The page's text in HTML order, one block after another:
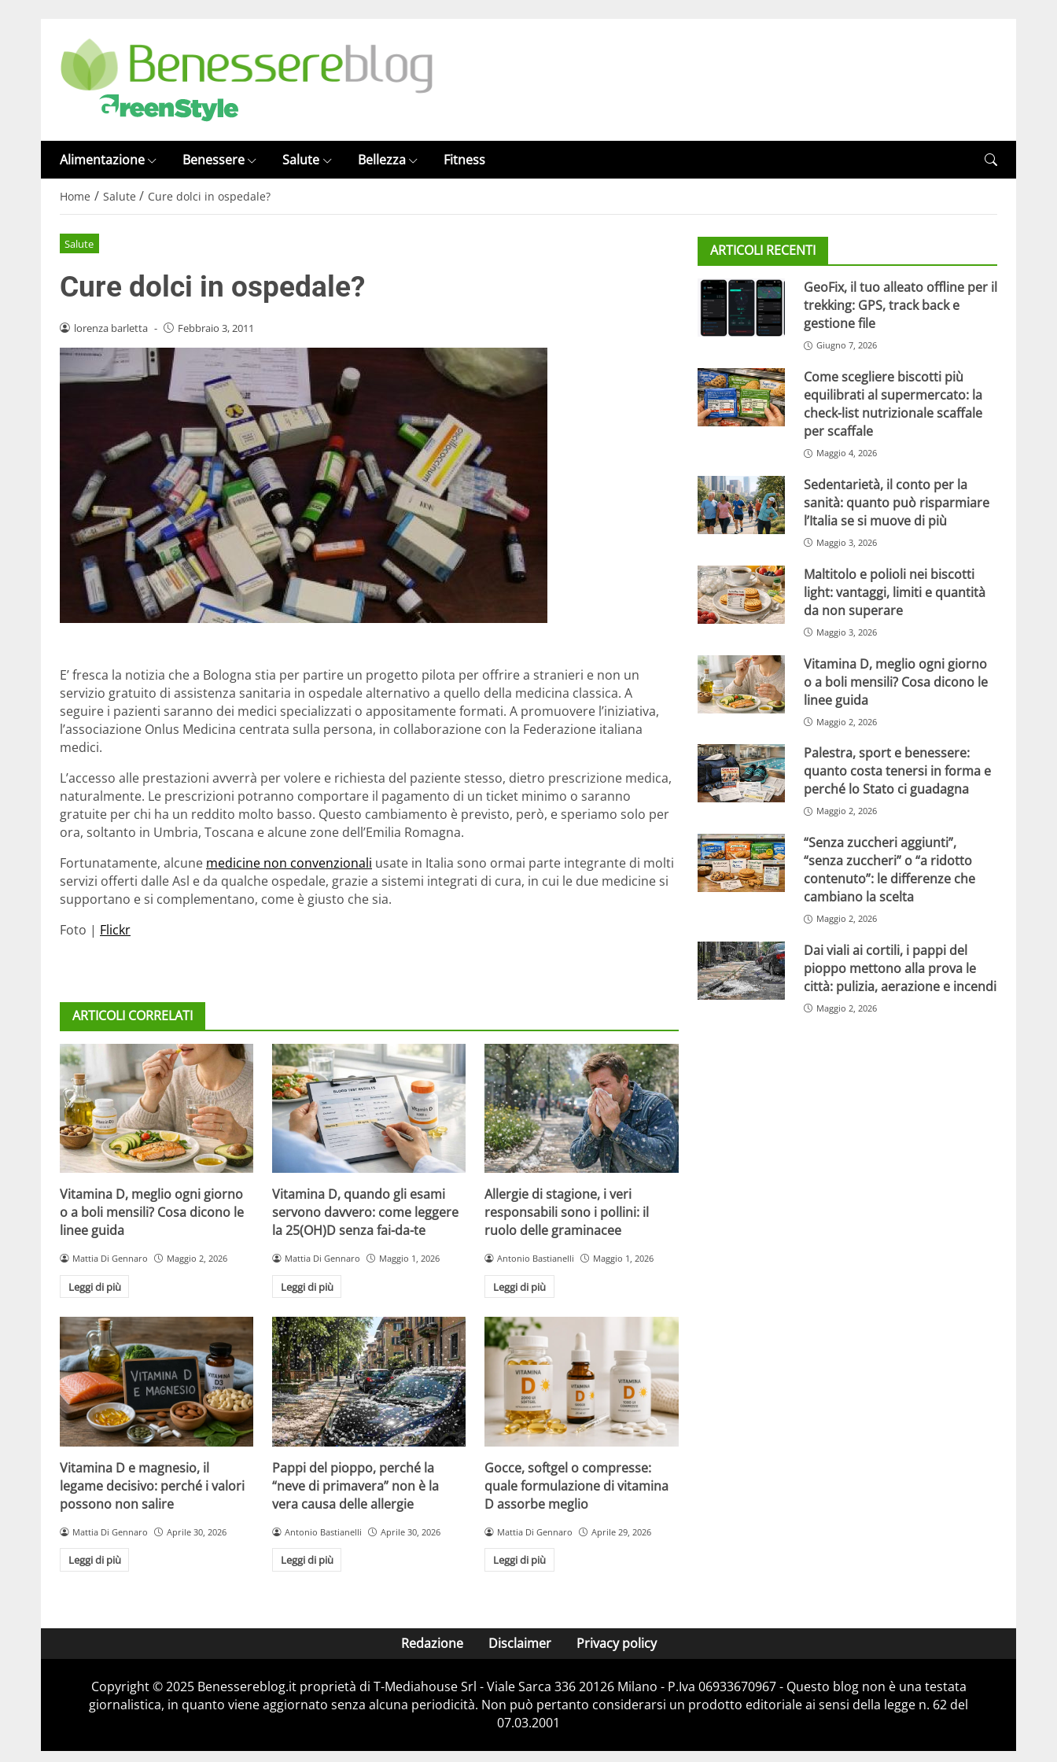
Alimentazione Benessere Salute Bellezza Fitness
Home / Salute / Cure dolci in ospedale?
Salute
Cure dolci in ospedale?
lorenza barletta - Febbraio 3, 2011
E’ fresca la notizia che a Bologna stia per partire un progetto pilota per offrire a stranieri e non un
servizio gratuito di assistenza sanitaria in ospedale alternativo a quello della medicina classica. A
seguire i pazienti saranno dei medici specializzati o appositamente formati. A promuovere l’iniziativa,
l’associazione Onlus Medicina centrata sulla persona, in collaborazione con la Federazione italiana
medici.
L’accesso alle prestazioni avverrà per volere e richiesta del paziente stesso, dietro prescrizione medica,
naturalmente. Le prescrizioni potranno comportare il pagamento di un ticket minimo o saranno
gratuite per chi ha un reddito molto basso. Questo cambiamento è previsto, però, e speriamo solo per
ora, soltanto in Umbria, Toscana e alcune zone dell’Emilia Romagna.
Fortunatamente, alcune medicine non convenzionali usate in Italia sono ormai parte integrante di molti
servizi offerti dalle Asl e da qualche ospedale, grazie a sistemi integrati di cura, in cui le due medicine si
supportano e si complementano, come è giusto che sia.
Foto | Flickr
ARTICOLI CORRELATI
Vitamina D, meglio ogni giorno
o a boli mensili? Cosa dicono le
linee guida
Mattia Di Gennaro Maggio 2, 2026
Leggi di più
Vitamina D, quando gli esami
servono davvero: come leggere
la 25(OH)D senza fai-da-te
Mattia Di Gennaro Maggio 1, 2026
Leggi di più
Allergie di stagione, i veri
responsabili sono i pollini: il
ruolo delle graminacee
Antonio Bastianelli Maggio 1, 2026
Leggi di più
Vitamina D e magnesio, il
legame decisivo: perché i valori
possono non salire
Mattia Di Gennaro Aprile 30, 2026
Leggi di più
Pappi del pioppo, perché la
“neve di primavera” non è la
vera causa delle allergie
Antonio Bastianelli Aprile 30, 2026
Leggi di più
Gocce, softgel o compresse:
quale formulazione di vitamina
D assorbe meglio
Mattia Di Gennaro Aprile 29, 2026
Leggi di più
ARTICOLI RECENTI
GeoFix, il tuo alleato offline per il
trekking: GPS, track back e
gestione file
Giugno 7, 2026
Come scegliere biscotti più
equilibrati al supermercato: la
check-list nutrizionale scaffale
per scaffale
Maggio 4, 2026
Sedentarietà, il conto per la
sanità: quanto può risparmiare
l’Italia se si muove di più
Maggio 3, 2026
Maltitolo e polioli nei biscotti
light: vantaggi, limiti e quantità
da non superare
Maggio 3, 2026
Vitamina D, meglio ogni giorno
o a boli mensili? Cosa dicono le
linee guida
Maggio 2, 2026
Palestra, sport e benessere:
quanto costa tenersi in forma e
perché lo Stato ci guadagna
Maggio 2, 2026
“Senza zuccheri aggiunti”,
“senza zuccheri” o “a ridotto
contenuto”: le differenze che
cambiano la scelta
Maggio 2, 2026
Dai viali ai cortili, i pappi del
pioppo mettono alla prova le
città: pulizia, aerazione e incendi
Maggio 2, 2026
Redazione Disclaimer Privacy policy
Copyright © 2025 Benessereblog.it proprietà di T-Mediahouse Srl - Viale Sarca 336 20126 Milano - P.Iva 06933670967 - Questo blog non è una testata
giornalistica, in quanto viene aggiornato senza alcuna periodicità. Non può pertanto considerarsi un prodotto editoriale ai sensi della legge n. 62 del
07.03.2001